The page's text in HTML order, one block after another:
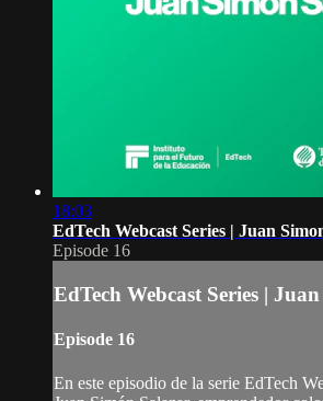
18:03
EdTech Webcast Series | Juan
Episode 16
EdTech Webcast Series |
Episode 16
En este episodio de la serie EdTech